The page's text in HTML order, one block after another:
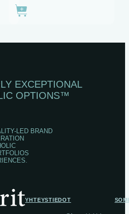
EXCEPTIONAL
OPTIONS™
LED BRAND
YHTEYSTIEDOT